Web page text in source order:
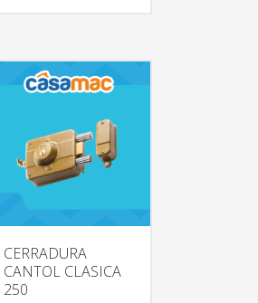
CERRADURA
CANTOL CLASICA
250